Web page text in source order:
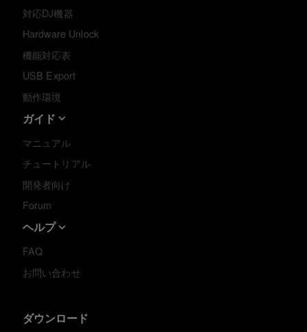
対応DJ機器
Hardware Unlock
機能対応表
USB Export
動作環境
ガイド
マニュアル
チュートリアル
開発者向け
Forum
ヘルプ
FAQ
お問い合わせ
ダウンロード